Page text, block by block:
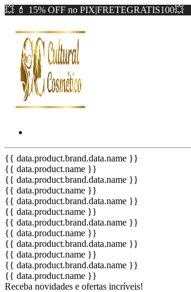
💥 💄 15% OFF no PIX|FRETEGRATIS100💥
{{ data.product.brand.data.name }}
{{ data.product.name }}
{{ data.product.brand.data.name }}
{{ data.product.name }}
{{ data.product.brand.data.name }}
{{ data.product.name }}
{{ data.product.brand.data.name }}
{{ data.product.name }}
{{ data.product.brand.data.name }}
{{ data.product.name }}
{{ data.product.brand.data.name }}
{{ data.product.name }}
Receba novidades e ofertas incríveis!